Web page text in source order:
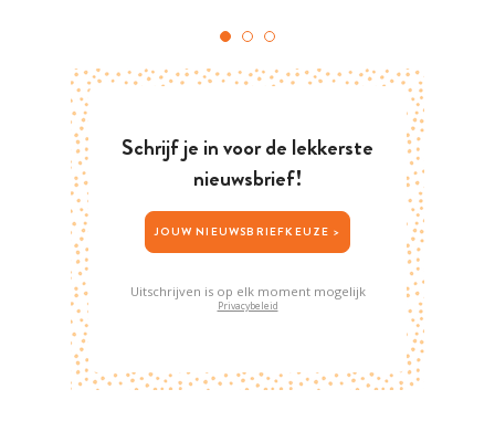
Schrijf je in voor de lekkerste
nieuwsbrief!
JOUW NIEUWSBRIEFKEUZE >
Uitschrijven is op elk moment mogelijk
Privacybeleid